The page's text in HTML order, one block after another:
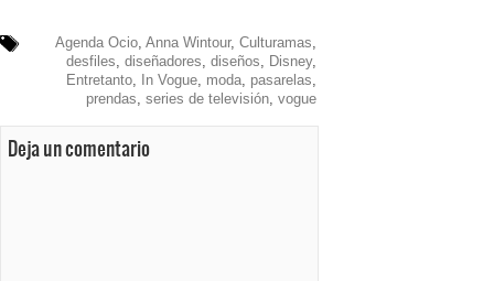
Agenda Ocio, Anna Wintour, Culturamas,
desfiles, diseñadores, diseños, Disney,
Entretanto, In Vogue, moda, pasarelas,
prendas, series de televisión, vogue
Deja un comentario